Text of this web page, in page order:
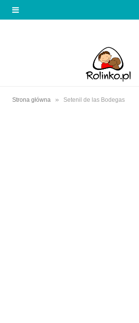
Strona główna » Setenil de las Bodegas